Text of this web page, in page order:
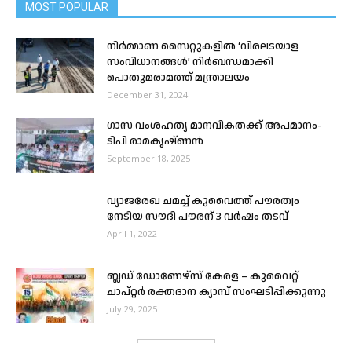
MOST POPULAR
നിർമ്മാണ സൈറ്റുകളിൽ ‘വിരലടയാള
സംവിധാനങ്ങൾ’ നിർബന്ധമാക്കി
പൊതുമരാമത്ത് മന്ത്രാലയം
December 31, 2024
ഗാസ വംശഹത്യ മാനവികതക്ക് അപമാനം-
ടിപി രാമകൃഷ്ണൻ
September 18, 2025
വ്യാജരേഖ ചമച്ച് കുവൈത്ത് പൗരത്വം
നേടിയ സൗദി പൗരന് 3 വർഷം തടവ്
April 1, 2022
ബ്ലഡ് ഡോണേഴ്സ് കേരള – കുവൈറ്റ്
ചാപ്റ്റർ രക്തദാന ക്യാമ്പ് സംഘടിപ്പിക്കുന്നു
July 29, 2025